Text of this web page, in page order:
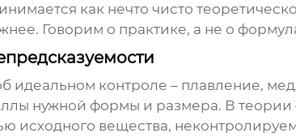
как нечто чисто
Говорим о практике, а не о
идеальном контроле – плавление,
нужной формы и размера. В теории
исходного вещества,